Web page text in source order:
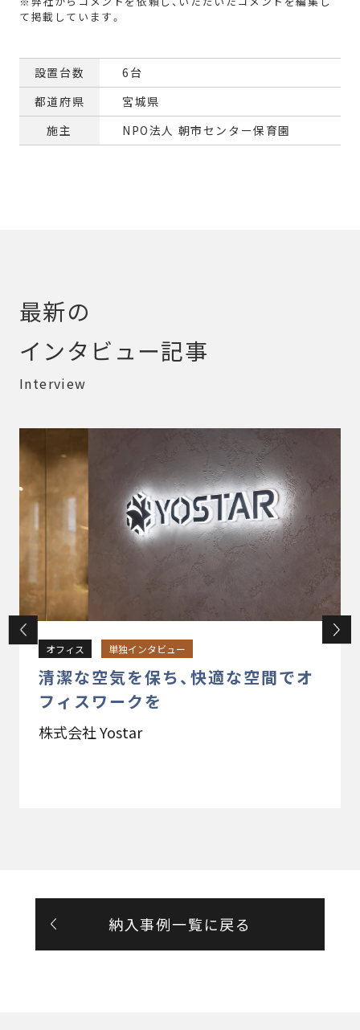
設置台数
6台
都道府県
宮城県
施主
NPO法人 朝市センター保育園
最新の
インタビュー記事
Interview
オフィス 単独インタビュー
清潔な空気を保ち、快適な空間でオ
フィスワークを
株式会社 Yostar
納入事例一覧に戻る